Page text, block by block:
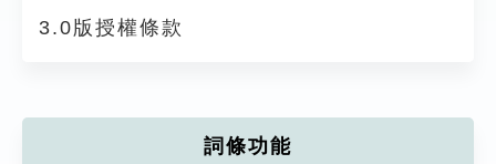
3.0版授權條款
詞條功能